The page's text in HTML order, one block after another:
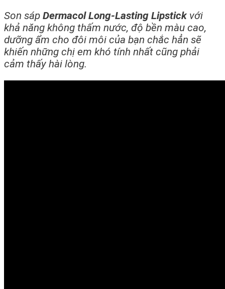
Son sáp Dermacol Long-Lasting Lipstickvới
khả năng không thấm nước, độ bền màu cao,
dưỡng ẩm cho đôi môi của bạn chắc hẳn sẽ
khiến những chị em khó tính nhất cũng phải
cảm thấy hài lòng.